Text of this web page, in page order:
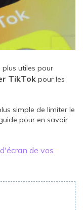
plus utiles pour
TikTok pour les
simple de limiter le
pour en savoir
de vos